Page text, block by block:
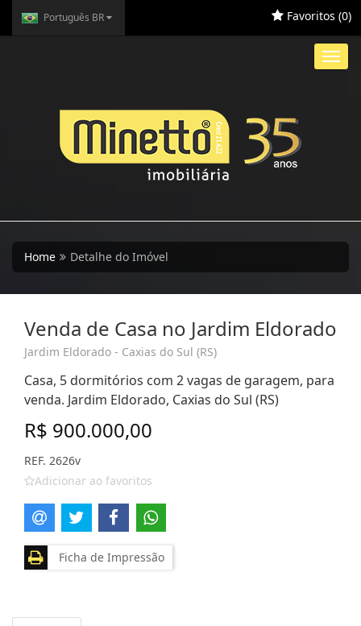
Português BR Favoritos (0)
Home Detalhe do Imóvel
Venda de Casa no Jardim Eldorado
Jardim Eldorado - Caxias do Sul (RS)
Casa, 5 dormitórios com 2 vagas de garagem, para
venda. Jardim Eldorado, Caxias do Sul (RS)
R$ 900.000,00
REF. 2626v
Adicionar ao favoritos
Ficha de Impressão